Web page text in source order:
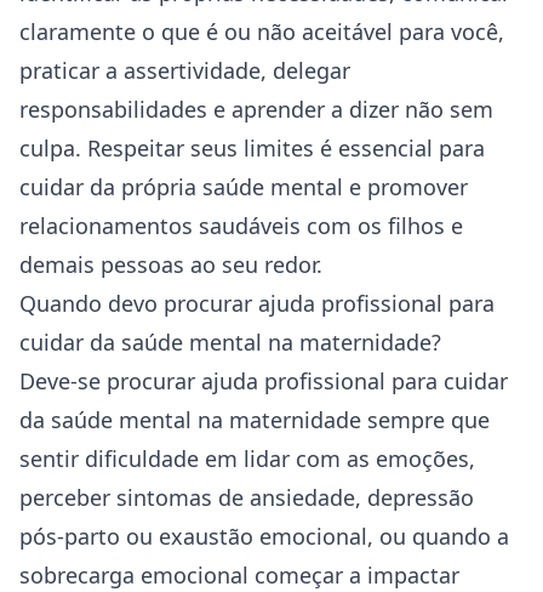
claramente o que é ou não aceitável para você,
praticar a assertividade, delegar
responsabilidades e aprender a dizer não sem
culpa. Respeitar seus limites é essencial para
cuidar da própria saúde mental e promover
relacionamentos saudáveis com os filhos e
demais pessoas ao seu redor.
Quando devo procurar ajuda profissional para
cuidar da saúde mental na maternidade?
Deve-se procurar ajuda profissional para cuidar
da saúde mental na maternidade sempre que
sentir dificuldade em lidar com as emoções,
perceber sintomas de ansiedade, depressão
pós-parto ou exaustão emocional, ou quando a
sobrecarga emocional começar a impactar